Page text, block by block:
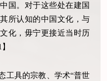
国。对于这些处在建国
所认知的中国文化，与
化，毋宁更接近当时历
工具的宗教、学术“普世